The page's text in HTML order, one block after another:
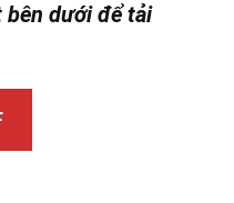
bên dưới để tải